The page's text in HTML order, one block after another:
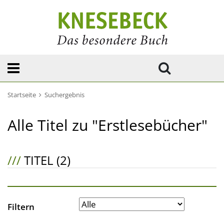
Startseite Suchergebnis
Alle Titel zu "Erstlesebücher"
///TITEL (2)
Filtern